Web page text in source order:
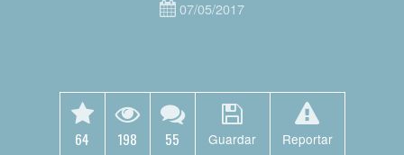
07/05/2017
64 198 55 Guardar Reportar